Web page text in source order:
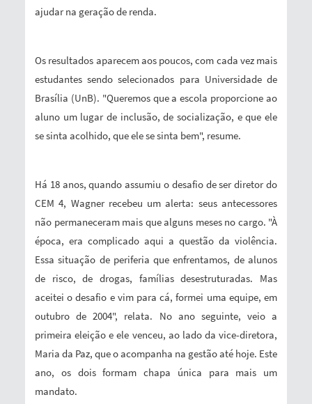
ajudar na geração de renda.
Os resultados aparecem aos poucos, com cada vez mais
estudantes sendo selecionados para Universidade de
Brasília (UnB). "Queremos que a escola proporcione ao
aluno um lugar de inclusão, de socialização, e que ele
se sinta acolhido, que ele se sinta bem", resume.
Há 18 anos, quando assumiu o desafio de ser diretor do
CEM 4, Wagner recebeu um alerta: seus antecessores
não permaneceram mais que alguns meses no cargo. "À
época, era complicado aqui a questão da violência.
Essa situação de periferia que enfrentamos, de alunos
de risco, de drogas, famílias desestruturadas. Mas
aceitei o desafio e vim para cá, formei uma equipe, em
outubro de 2004", relata. No ano seguinte, veio a
primeira eleição e ele venceu, ao lado da vice-diretora,
Maria da Paz, que o acompanha na gestão até hoje. Este
ano, os dois formam chapa única para mais um
mandato.